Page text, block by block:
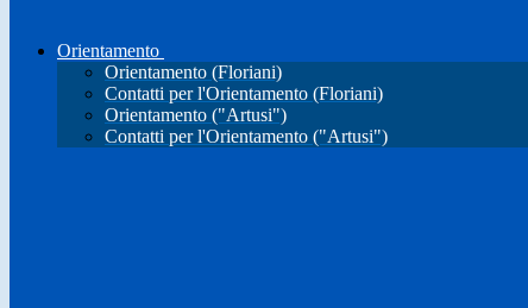
Orientamento
Orientamento (Floriani)
Contatti per l'Orientamento (Floriani)
Orientamento ("Artusi")
Contatti per l'Orientamento ("Artusi")